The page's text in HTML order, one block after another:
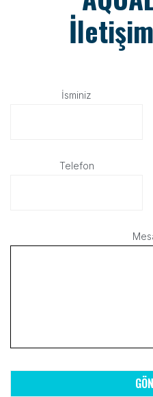
İsminiz
Telefon